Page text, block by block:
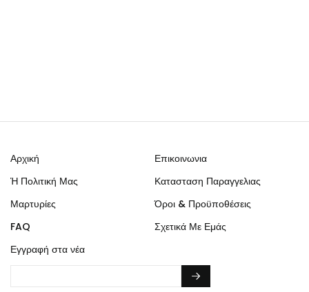
Αρχική
Επικοινωνια
Ἡ Πολιτική Μας
Κατασταση Παραγγελιας
Μαρτυρίες
Όροι & Προϋποθέσεις
FAQ
Σχετικά Με Εμάς
Εγγραφή στα νέα